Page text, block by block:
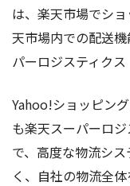
は、楽天市場でシ
天市場内での配送
パーロジスティクス
Yahoo!ショッピン
も楽天スーパーロ
で、高度な物流シ
く、自社の物流全